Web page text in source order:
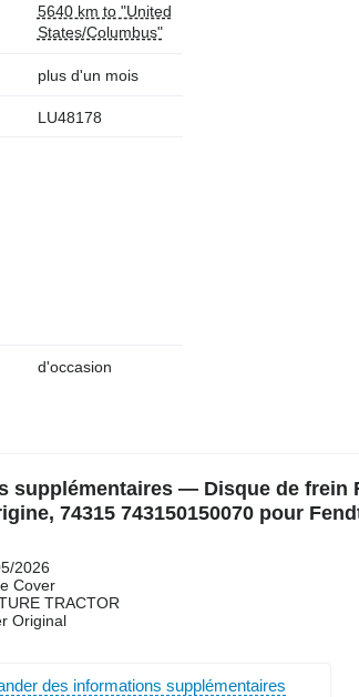
5640 km to "United
States/Columbus"
plus d'un mois
LU48178
d'occasion
supplémentaires — Disque de frein
74315 743150150070 pour
2026
Cover
TRACTOR
Original
des informations supplémentaires